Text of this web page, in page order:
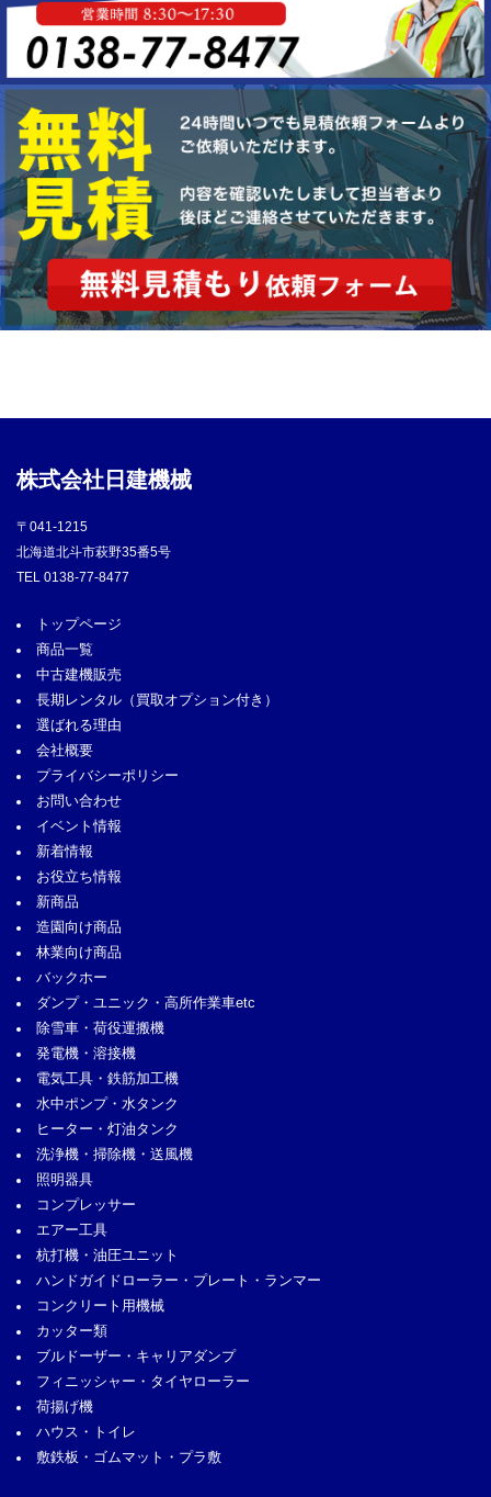
株式会社日建機械
〒041-1215
北海道北斗市萩野35番5号
TEL 0138-77-8477
トップページ
商品一覧
中古建機販売
長期レンタル（買取オプション付き）
選ばれる理由
会社概要
プライバシーポリシー
お問い合わせ
イベント情報
新着情報
お役立ち情報
新商品
造園向け商品
林業向け商品
バックホー
ダンプ・ユニック・高所作業車etc
除雪車・荷役運搬機
発電機・溶接機
電気工具・鉄筋加工機
水中ポンプ・水タンク
ヒーター・灯油タンク
洗浄機・掃除機・送風機
照明器具
コンプレッサー
エアー工具
杭打機・油圧ユニット
ハンドガイドローラー・プレート・ランマー
コンクリート用機械
カッター類
ブルドーザー・キャリアダンプ
フィニッシャー・タイヤローラー
荷揚げ機
ハウス・トイレ
敷鉄板・ゴムマット・プラ敷